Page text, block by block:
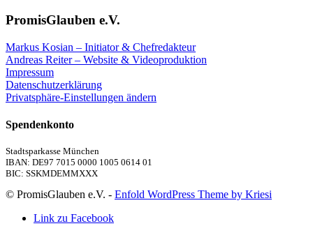
PromisGlauben e.V.
Markus Kosian – Initiator & Chefredakteur
Andreas Reiter – Website & Videoproduktion
Impressum
Datenschutzerklärung
Privatsphäre-Einstellungen ändern
Spendenkonto
Stadtsparkasse München
IBAN: DE97 7015 0000 1005 0614 01
BIC: SSKMDEMMXXX
© PromisGlauben e.V. - Enfold WordPress Theme by Kriesi
Link zu Facebook